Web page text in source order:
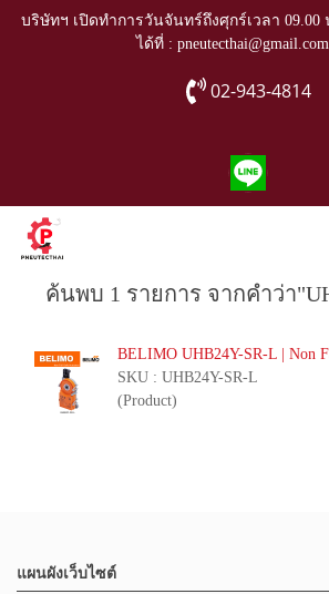
บริษัทฯ เปิดทำการวันจันทร์ถึงศุกร์เวลา 09.00
ได้ที่ :
02-943-4814
ค้นพบ 1 รายการ จากคำว่า
BELIMO UHB24Y-SR-L | Non
SKU : UHB24Y-SR-L
(Product)
แผนผังเว็บไซต์